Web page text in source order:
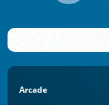
Arcade